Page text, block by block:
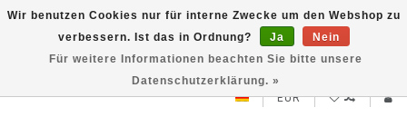
NEW ROLAND V71 series testklaar
EUR
Wir benutzen Cookies nur für interne Zwecke um den Webshop zu
verbessern. Ist das in Ordnung?
Ja
Nein
Für weitere Informationen beachten Sie bitte unsere
Datenschutzerklärung. »